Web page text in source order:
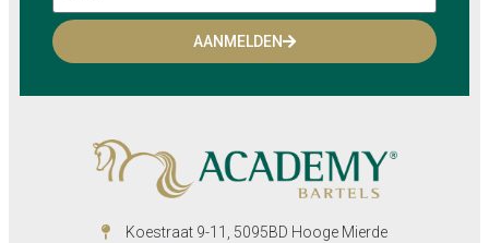
AANMELDEN
Koestraat 9-11, 5095BD Hooge Mierde